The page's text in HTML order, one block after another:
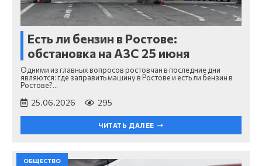
Есть ли бензин в Ростове:
обстановка на АЗС 25 июня
Одними из главных вопросов ростовчан в последние дни
являются: где заправить машину в Ростове и есть ли бензин в
Ростове?…
25.06.2026 295
ЧИТАТЬ ДАЛЕЕ
ОБЩЕСТВО